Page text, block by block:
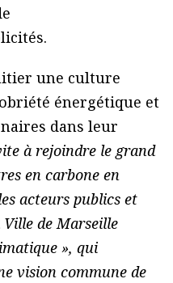
une culture
énergétique et
dans leur
à rejoindre le grand
en carbone en
acteurs publics et
de Marseille
», qui
vision commune de